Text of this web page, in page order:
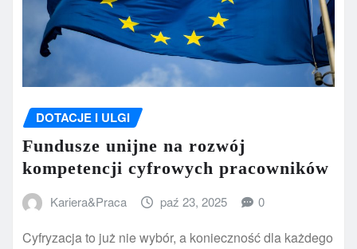
DOTACJE I ULGI
Fundusze unijne na rozwój
kompetencji cyfrowych pracowników
Kariera&Praca paź 23, 2025 0
Cyfryzacja to już nie wybór, a konieczność dla każdego